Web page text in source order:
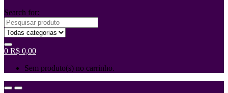
Search for:
0 R$ 0,00
Sem produto(s) no carrinho.